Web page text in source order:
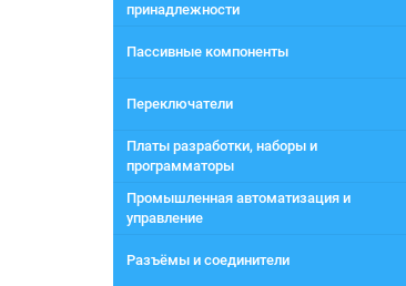
принадлежности
Пассивные компоненты
Переключатели
Платы разработки, наборы и
программаторы
Промышленная автоматизация и
управление
Разъёмы и соединители